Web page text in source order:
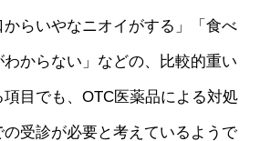
らいやなニオイがする」「食べ
からない」などの、比較的重い
目でも、OTC医薬品による対処
受診が必要と考えているようで